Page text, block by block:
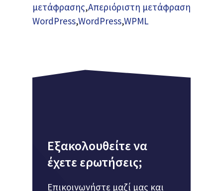
μετάφρασης,Απεριόριστη μετάφραση
WordPress,WordPress,WPML
Εξακολουθείτε να
έχετε ερωτήσεις;
Επικοινωνήστε μαζί μας και